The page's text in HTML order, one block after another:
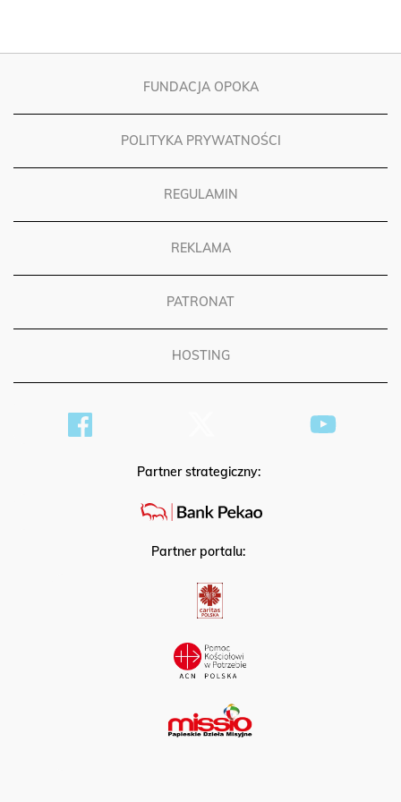
FUNDACJA OPOKA
POLITYKA PRYWATNOŚCI
REGULAMIN
REKLAMA
PATRONAT
HOSTING
Partner strategiczny:
Partner portalu: